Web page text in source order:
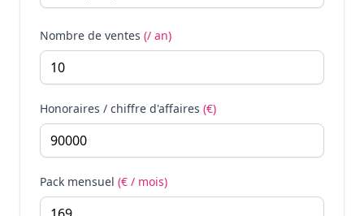
Nombre de ventes (/ an)
Honoraires / chiffre d'affaires (€)
Pack mensuel (€ / mois)